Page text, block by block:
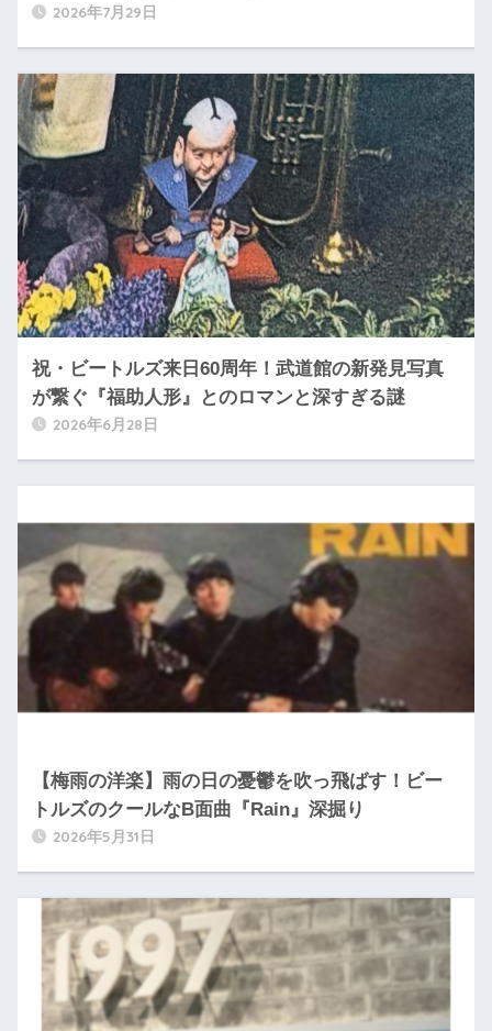
2026年7月29日
祝・ビートルズ来日60周年！武道館の新発見写真
が繋ぐ『福助人形』とのロマンと深すぎる謎
2026年6月28日
【梅雨の洋楽】雨の日の憂鬱を吹っ飛ばす！ビー
トルズのクールなB面曲『Rain』深掘り
2026年5月31日